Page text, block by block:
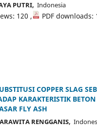
PUTRI, Indonesia
120 , PDF downloads:
COPPER SLAG
KARAKTERISTIK
FLY ASH
RENGGANIS,